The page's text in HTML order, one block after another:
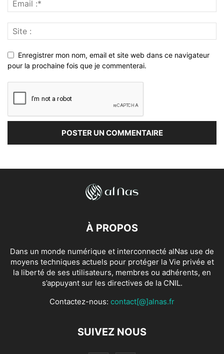
Enregistrer mon nom, email et site web dans ce navigateur
pour la prochaine fois que je commenterai.
À PROPOS
Dans un monde numérique et interconnecté alNas use de
moyens techniques actuels pour protéger la Vie privée et
la liberté de ses utilisateurs, membres ou adhérents, en
s’appuyant sur les directives de la CNIL.
Contactez-nous: contact[@]alnas.fr
SUIVEZ NOUS